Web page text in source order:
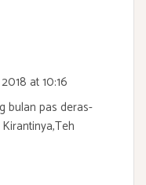
at 10:16
bulan pas deras-